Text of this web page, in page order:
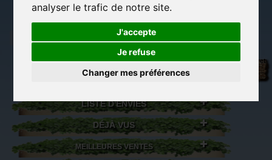
analyser le trafic de notre site.
J'accepte
Je refuse
Changer mes préférences
Librairie des
Carterie
originale
Activités
détente et jeux
Objets déco et
LISTE D'ENVIES
DÉJÀ VUS
MEILLEURES VENTES